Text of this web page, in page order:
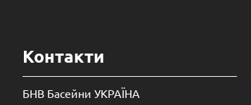
Контакти
БНВ Басейни УКРАЇНА